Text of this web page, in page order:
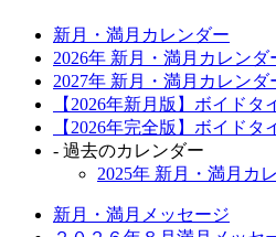
新月・満月カレンダー
2026年 新月・満月カレンダ
2027年 新月・満月カレンダ
【2026年新月版】ボイドタ
【2026年完全版】ボイドタ
- 過去のカレンダー
2025年 新月・満月カ
新月・満月メッセージ